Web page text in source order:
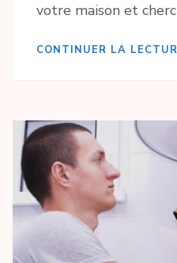
votre maison et
CONTINUER LA